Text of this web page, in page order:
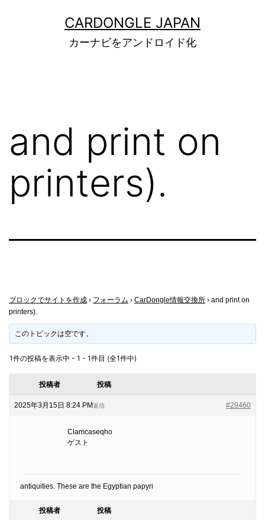
キ
CARDONGLE JAPAN
カーナビをアンドロイド化
and print on
printers).
ブロックでサイトを作成 › フォーラム › CarDongle情報交換所 › and print on
printers).
このトピックは空です。
1件の投稿を表示中 - 1 - 1件目 (全1件中)
投稿者 投稿
2025年3月15日 8:24 PM #29460
返信
Clamcaseqho
ゲスト
antiquities. These are the Egyptian papyri
投稿者 投稿